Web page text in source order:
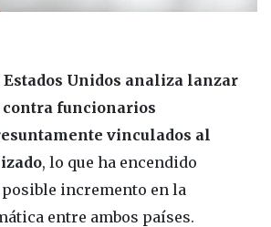
Estados Unidos analiza lanzar
contra funcionarios
vinculados al
, lo que ha encendido
incremento en la
entre ambos países.